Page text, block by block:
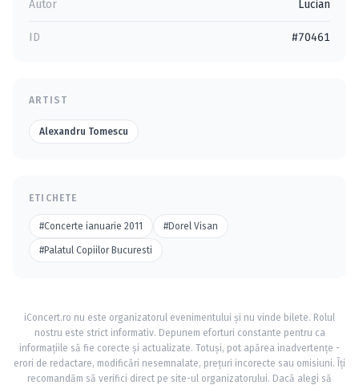
Autor Lucian
ID #70461
ARTIST
Alexandru Tomescu
ETICHETE
#Concerte ianuarie 2011 #Dorel Visan
#Palatul Copiilor Bucuresti
iConcert.ro nu este organizatorul evenimentului și nu vinde bilete. Rolul
nostru este strict informativ. Depunem eforturi constante pentru ca
informațiile să fie corecte și actualizate. Totuși, pot apărea inadvertențe -
erori de redactare, modificări nesemnalate, prețuri incorecte sau omisiuni. Îți
recomandăm să verifici direct pe site-ul organizatorului. Dacă alegi să